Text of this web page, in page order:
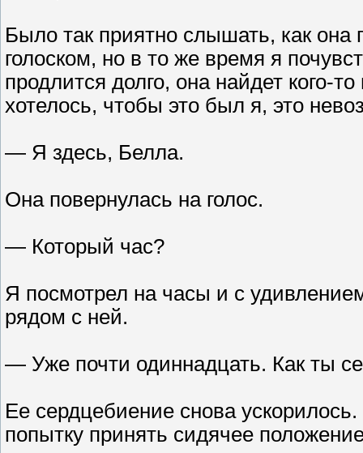
Было так приятно слышать, как
голоском, но в то же время я
продлится долго, она найдет кого-
хотелось, чтобы это был я, это
— Я здесь, Белла.
Она повернулась на голос.
— Который час?
Я посмотрел на часы и с
рядом с ней.
— Уже почти одиннадцать. Как ты
Ее сердцебиение снова
попытку принять сидячее